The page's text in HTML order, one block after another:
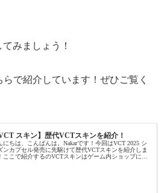
みましょう！
で紹介しています！ぜひご覧く
VCT スキン】歴代VCTスキンを紹介！
にちは、こんばんは。Nakarです！今回はVCT 2025 シ
ンカプセル発売に先駆けて歴代VCTスキンを紹介しま
ここで紹介するのVCTスキンはゲーム内ショップに並